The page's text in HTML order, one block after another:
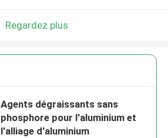
Regardez plus
Agents dégraissants sans
phosphore pour l'aluminium et
l'alliage d'aluminium